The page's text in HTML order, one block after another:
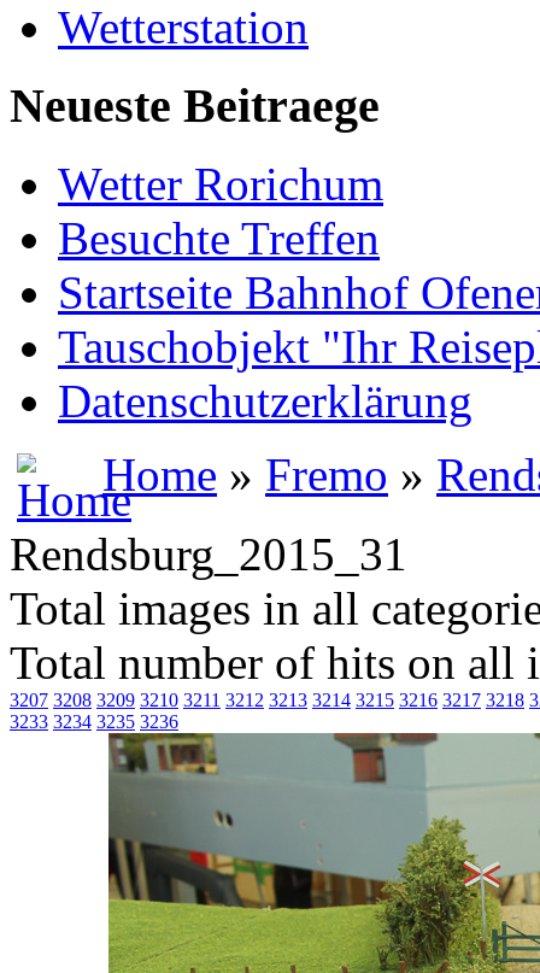
Wetterstation
Neueste Beitraege
Wetter Rorichum
Besuchte Treffen
Startseite Bahnhof
Tauschobjekt "Ihr
Datenschutzerklärung
Home » Fremo »
Rendsburg_2015_31
Total images in all
Total number of hits on all
3207 3208 3209 3210 3211 3212 3213 3214 3215 3216 3217 3218
3233 3234 3235 3236